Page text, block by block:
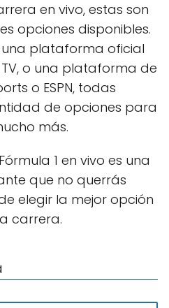
en vivo, estas son
opciones disponibles.
plataforma oficial
o una plataforma de
o ESPN, todas
de opciones para
más.
1 en vivo es una
que no querrás
elegir la mejor opción
carrera.